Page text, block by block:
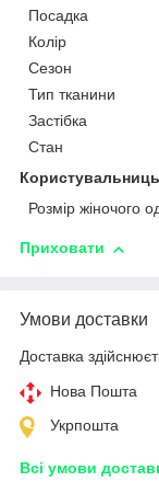
Посадка
Колір
Сезон
Тип тканини
Застібка
Стан
Розмір жіночого
Приховати
Умови доставки
Доставка
Нова Пошта
Укрпошта
Всі умови